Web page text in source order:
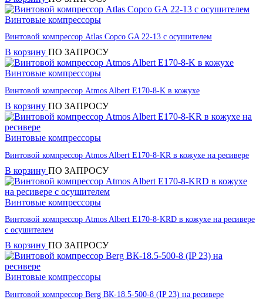
Винтовые компрессоры
Винтовой компрессор Atlas Copco GA 22-13 с осушителем
В корзину ПО ЗАПРОСУ
Винтовые компрессоры
Винтовой компрессор Atmos Albert E170-8-K в кожухе
В корзину ПО ЗАПРОСУ
Винтовые компрессоры
Винтовой компрессор Atmos Albert E170-8-KR в кожухе на ресивере
В корзину ПО ЗАПРОСУ
Винтовые компрессоры
Винтовой компрессор Atmos Albert E170-8-KRD в кожухе на ресивере
с осушителем
В корзину ПО ЗАПРОСУ
Винтовые компрессоры
Винтовой компрессор Berg ВК-18.5-500-8 (IP 23) на ресивере